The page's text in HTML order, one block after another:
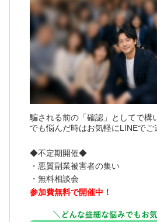
騙される前の「確認」としてで構
でも悩んだ時はお気軽にLINEでご
◆不定期開催◆
・悪質副業被害者の集い
・無料相談会
参加費無料で開催中！